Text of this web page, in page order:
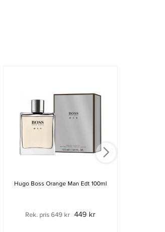
Hugo Boss Orange Man Edt 100ml
Rek. pris 649 kr 449 kr